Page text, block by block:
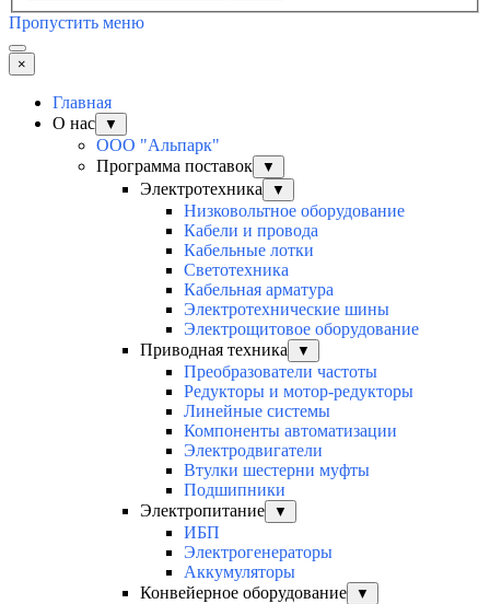
Пропустить меню
×
Главная
О нас
▼
ООО "Альпарк"
Программа поставок
▼
Электротехника ▼
Низковольтное оборудование
Кабели и провода
Кабельные лотки
Светотехника
Кабельная арматура
Электротехнические шины
Электрощитовое оборудование
Приводная техника
▼
Преобразователи частоты
Редукторы и мотор-редукторы
Линейные системы
Компоненты автоматизации
Электродвигатели
Втулки шестерни муфты
Подшипники
Электропитание
▼
ИБП
Электрогенераторы
Аккумуляторы
Конвейерное оборудование
▼